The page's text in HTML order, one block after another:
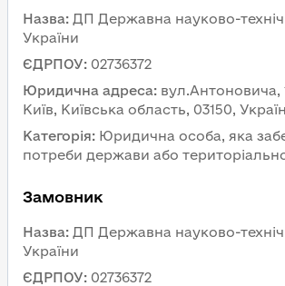
Назва: ДП Державна науково-
України
ЄДРПОУ: 02736372
Юридична адреса: вул.Антоновича,
Київ, Київська область, 03150,
Категорія: Юридична особа, яка
потреби держави або
Замовник
Назва: ДП Державна науково-
України
ЄДРПОУ: 02736372